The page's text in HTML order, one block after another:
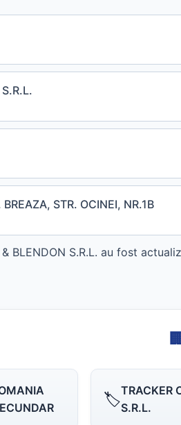
STR. OCINEI, NR.1B
BLENDON S.R.L. au fost
🏷️TRACKER
S.R.L.